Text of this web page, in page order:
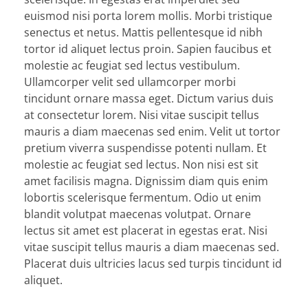
euismod nisi porta lorem mollis. Morbi tristique
senectus et netus. Mattis pellentesque id nibh
tortor id aliquet lectus proin. Sapien faucibus et
molestie ac feugiat sed lectus vestibulum.
Ullamcorper velit sed ullamcorper morbi
tincidunt ornare massa eget. Dictum varius duis
at consectetur lorem. Nisi vitae suscipit tellus
mauris a diam maecenas sed enim. Velit ut tortor
pretium viverra suspendisse potenti nullam. Et
molestie ac feugiat sed lectus. Non nisi est sit
amet facilisis magna. Dignissim diam quis enim
lobortis scelerisque fermentum. Odio ut enim
blandit volutpat maecenas volutpat. Ornare
lectus sit amet est placerat in egestas erat. Nisi
vitae suscipit tellus mauris a diam maecenas sed.
Placerat duis ultricies lacus sed turpis tincidunt id
aliquet.